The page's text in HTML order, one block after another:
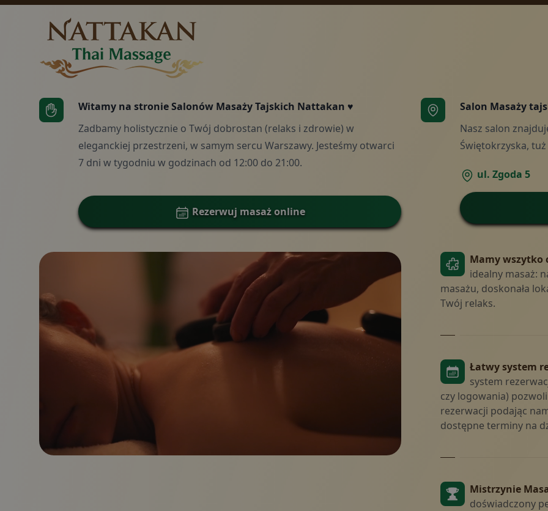
Cennik
Kontakt
Pakiety
Aktualności
Zadzwoń
Nasz salon
Witamy na stronie Salonów Masaży Tajskich Nattakan ♥
Zadbamy holistycznie o Twój dobrostan (relaks i zdrowie) w
eleganckiej przestrzeni, w samym sercu Warszawy. Jesteśmy otwarci
7 dni w tygodniu w godzinach od 12:00 do 21:00.
Rezerwuj masaż online
Salon Masaży
Nasz salon
Świętokrzyska,
ul. Zgoda 5
Mamy wszytko
idealny masaż:
masażu, doskonała
Twój relaks.
Łatwy system
system
czy logowania)
rezerwacji podając
dostępne terminy na
Mistrzynie
doświadczony